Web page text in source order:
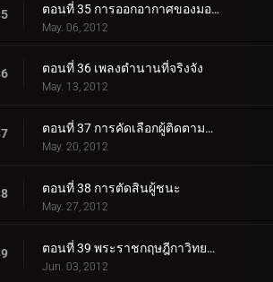
ตอนที่ 35 การออกอากาศของมอนสเตอร์
May. 06, 2012
ตอนที่ 36 เพลงตำนานที่จริงจัง
May. 13, 2012
ตอนที่ 37 การคัดเลือกผู้ติดตามดาว
May. 20, 2012
ตอนที่ 38 การตัดสินผู้ชนะ
May. 27, 2012
ตอนที่ 39 พระราชกฤษฎีกาวิทยาเขต
Jun. 03, 2012